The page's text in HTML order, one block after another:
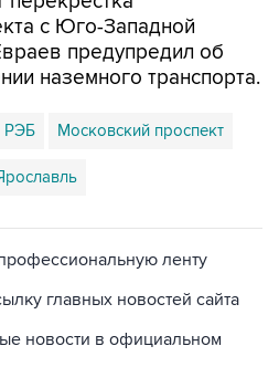
с Юго-Западной
предупредил об
наземного транспорта.
РЭБ Московский проспект
ленту
главных новостей сайта
новости в официальном